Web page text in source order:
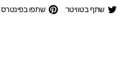
שתף שתף בטוויטר
שתףשתפו בפינטרס